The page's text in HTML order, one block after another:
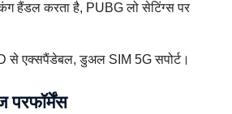
हैंडल करता है, PUBG लो सेटिंग्स पर
से एक्सपैंडेबल, डुअल SIM 5G सपोर्ट।
परफॉर्मेंस